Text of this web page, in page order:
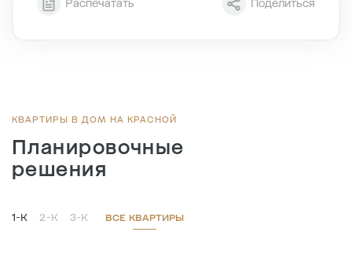
Распечатать Поделиться
КВАРТИРЫ В ДОМ НА КРАСНОЙ
Планировочные
решения
1-К 2-К 3-К ВСЕ КВАРТИРЫ